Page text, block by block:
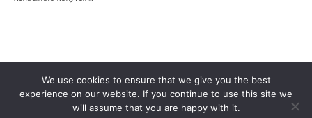
Támogasd a Türkinfót! Kiadványaink
Médiaajánlat
Impresszum
Adatkezelési Tájékoztató ÁSZF
Alapítvány
Rólunk
Kapcsolat
We use cookies to ensure that we give you the best
experience on our website. If you continue to use this site we
will assume that you are happy with it.